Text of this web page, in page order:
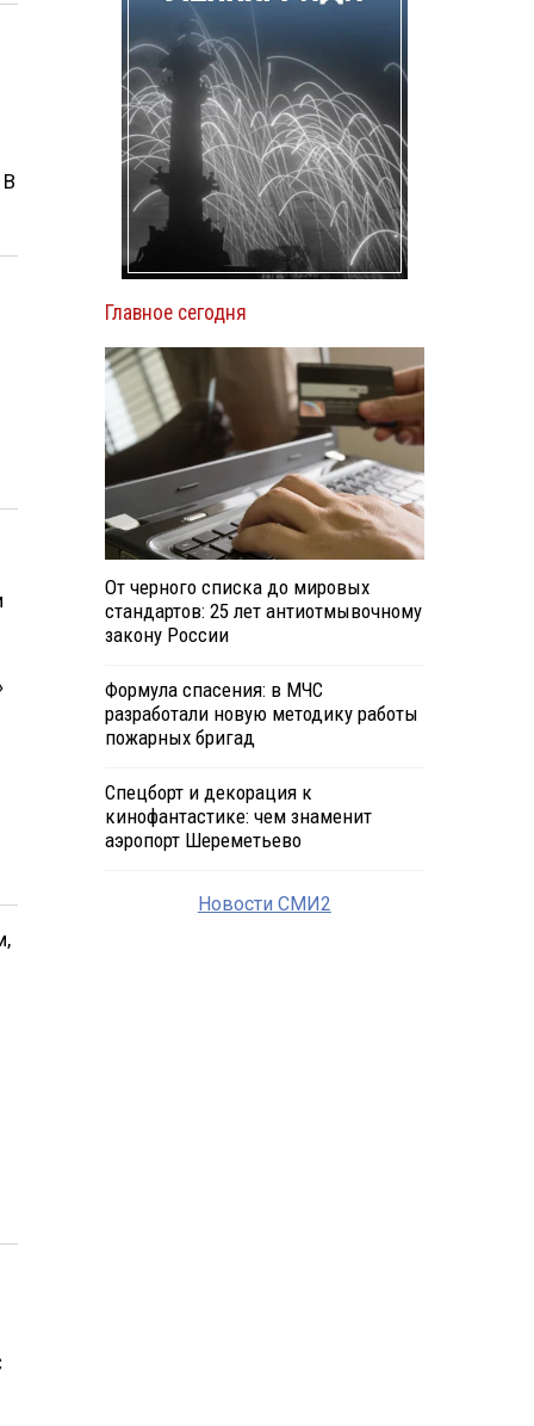
Главное сегодня
От черного списка до мировых
стандартов: 25 лет антиотмывочному
закону России
Формула спасения: в МЧС
разработали новую методику работы
пожарных бригад
Спецборт и декорация к
кинофантастике: чем знаменит
аэропорт Шереметьево
Новости СМИ2